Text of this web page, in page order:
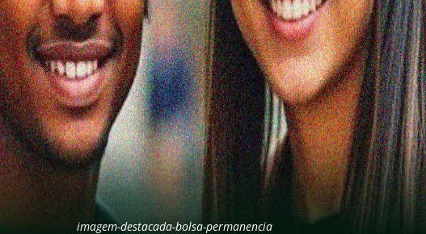
imagem-destacada-bolsa-permanencia